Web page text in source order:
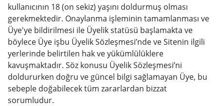
kullanıcının 18 (on sekiz) yaşını doldurmuş olması
gerekmektedir. Onaylanma işleminin tamamlanması ve
Üye'ye bildirilmesi ile Üyelik statüsü başlamakta ve
böylece Üye işbu Üyelik Sözleşmesi’nde ve Sitenin ilgili
yerlerinde belirtilen hak ve yükümlülüklere
kavuşmaktadır. Söz konusu Üyelik Sözleşmesi’ni
doldururken doğru ve güncel bilgi sağlamayan Üye, bu
sebeple doğabilecek tüm zararlardan bizzat
sorumludur.